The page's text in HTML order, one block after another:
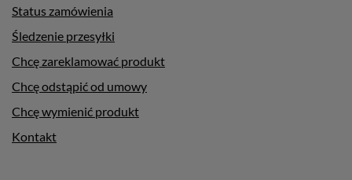
Status zamówienia
Śledzenie przesyłki
Chcę zareklamować produkt
Chcę odstąpić od umowy
Chcę wymienić produkt
Kontakt